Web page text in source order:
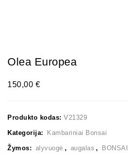
Olea Europea
150,00€
Produkto kodas: V21329
Kategorija: Kambariniai Bonsai
Žymos: alyvuogė , augalas , BONSAI